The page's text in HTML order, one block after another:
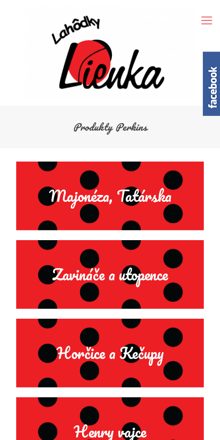
Produkty Perkins
Majonéza, Tatárska
Zavináče a utopence
Horčice a Kečupy
Henry vajce